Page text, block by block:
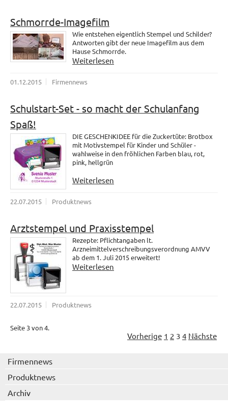
Schmorrde-Imagefilm
Wie entstehen eigentlich Stempel und Schilder?
Antworten gibt der neue Imagefilm aus dem
Hause Schmorrde.
Weiterlesen
01.12.2015 Firmennews
Schulstart-Set - so macht der Schulanfang
Spaß!
DIE GESCHENKIDEE für die Zuckertüte: Brotbox
mit Motivstempel für Kinder und Schüler -
wahlweise in den fröhlichen Farben blau, rot,
pink, hellgrün
Weiterlesen
22.07.2015 Produktnews
Arztstempel und Praxisstempel
Rezepte: Pflichtangaben lt.
Arzneimittelverschreibungsverordnung AMVV
ab dem 1. Juli 2015 erweitert!
Weiterlesen
22.07.2015 Produktnews
Seite 3 von 4.
Vorherige 1 2 3 4 Nächste
Firmennews
Produktnews
Archiv